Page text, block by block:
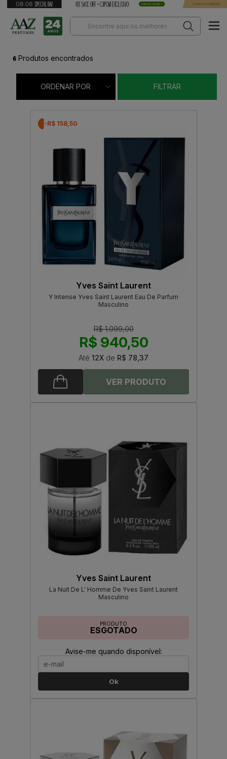
6 Produtos encontrados
ORDENAR POR FILTRAR
-R$ 158,50
Yves Saint Laurent
Y Intense Yves Saint Laurent Eau De Parfum
Masculino
R$ 1.099,00
R$ 940,50
Até 12X de R$ 78,37
Yves Saint Laurent
La Nuit De L' Homme De Yves Saint Laurent
Masculino
PRODUTO
ESGOTADO
Avise-me quando disponível:
Ok